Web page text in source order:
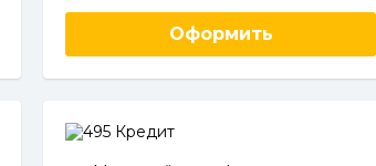
Оформить